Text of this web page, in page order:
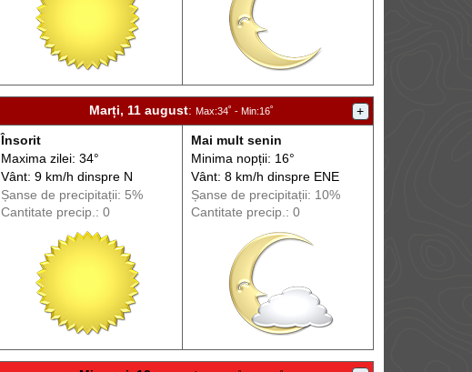
Marți, 11 august: Max:34˚ - Min:16˚ +
Însorit
Maxima zilei: 34°
Vânt: 9 km/h dinspreN
Șanse de precipitații: 5%
Cantitate precip.: 0
Mai mult senin
Minima nopții: 16°
Vânt: 8 km/h dinspreENE
Șanse de precipitații: 10%
Cantitate precip.: 0